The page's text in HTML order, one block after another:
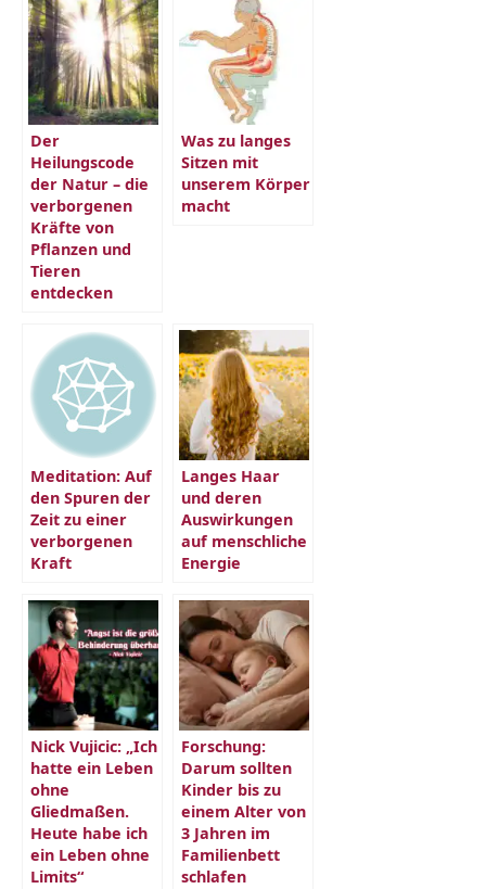
Der
Heilungscode
der Natur – die
verborgenen
Kräfte von
Pflanzen und
Tieren
entdecken
Was zu langes
Sitzen mit
unserem Körper
macht
Meditation: Auf
den Spuren der
Zeit zu einer
verborgenen
Kraft
Langes Haar
und deren
Auswirkungen
auf menschliche
Energie
Nick Vujicic: „Ich
hatte ein Leben
ohne
Gliedmaßen.
Heute habe ich
ein Leben ohne
Limits“
Forschung:
Darum sollten
Kinder bis zu
einem Alter von
3 Jahren im
Familienbett
schlafen